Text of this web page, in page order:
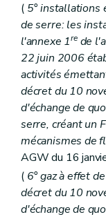
Art.
Sous-
Art.
Art.
Art.
Art.
Art.
Art.
Art.
Art.
Art.
Art.
Art.
Art.
Art.
Art.
( 5° installations
de serre: les
l'annexe 1rede
22 juin 2006
activités
décret du 10
d'échange de
serre, créant un
mécanismes de
AGW du 16
( 6° gaz à effet
décret du 10
d'échange de